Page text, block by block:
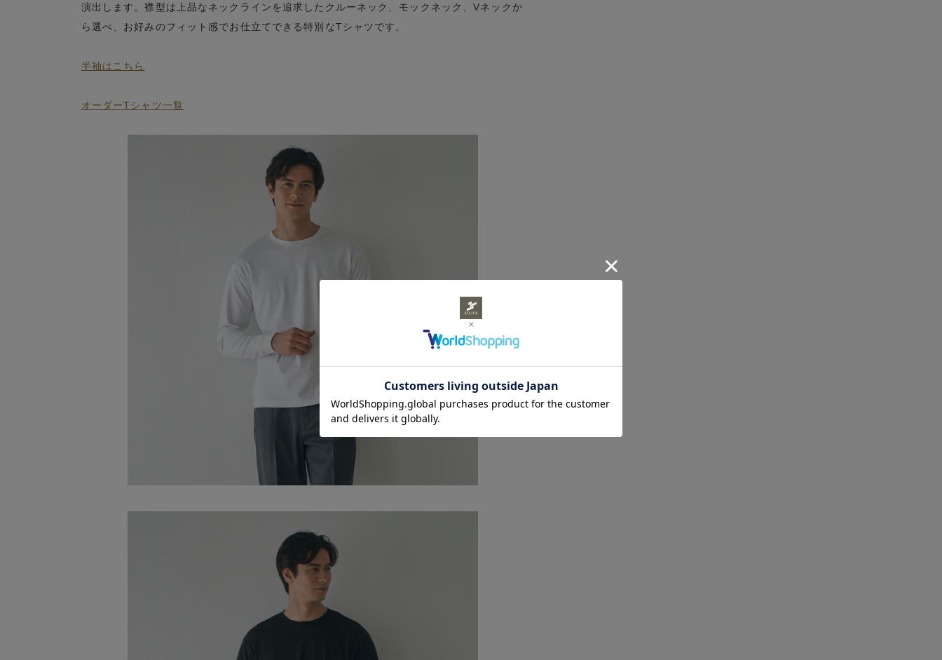
演出します。襟型は上品なネックラインを追求したクルーネック、モックネック、Vネックか
ら選べ、お好みのフィット感でお仕立てできる特別なTシャツです。
半袖はこちら
オーダーTシャツ一覧